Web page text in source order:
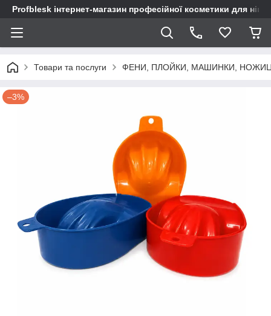
Profblesk інтернет-магазин професійної косметики для
Товари та послуги ФЕНИ, ПЛОЙКИ, МАШИНКИ,
–3%